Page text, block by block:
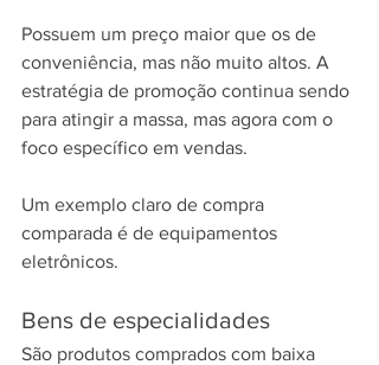
Possuem um preço maior que os de
conveniência, mas não muito altos. A
estratégia de promoção continua sendo
para atingir a massa, mas agora com o
foco específico em vendas.
Um exemplo claro de compra
comparada é de equipamentos
eletrônicos.
Bens de especialidades
São produtos comprados com baixa